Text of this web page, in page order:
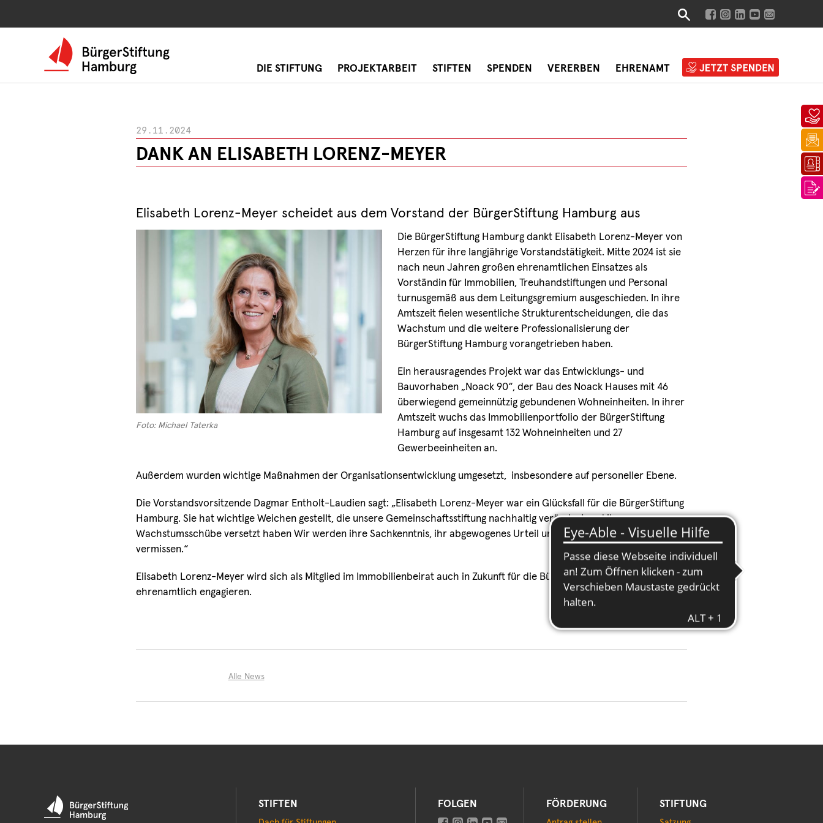
DIE STIFTUNG PROJEKTARBEIT STIFTEN SPENDEN VERERBEN EHRENAMT
29.11.2024
DANK AN ELISABETH LORENZ-MEYER
Elisabeth Lorenz-Meyer scheidet aus dem Vorstand der BürgerStiftung Hamburg aus
Foto: Michael Taterka
Die BürgerStiftung Hamburg dankt Elisabeth Lorenz-Meyer von
Herzen für ihre langjährige Vorstandstätigkeit. Mitte 2024 ist sie
nach neun Jahren großen ehrenamtlichen Einsatzes als
Vorständin für Immobilien, Treuhandstiftungen und Personal
turnusgemäß aus dem Leitungsgremium ausgeschieden. In ihre
Amtszeit fielen wesentliche Strukturentscheidungen, die das
Wachstum und die weitere Professionalisierung der
BürgerStiftung Hamburg vorangetrieben haben.
Ein herausragendes Projekt war das Entwicklungs- und
Bauvorhaben „Noack 90“, der Bau des Noack Hauses mit 46
überwiegend gemeinnützig gebundenen Wohneinheiten. In ihrer
Amtszeit wuchs das Immobilienportfolio der BürgerStiftung
Hamburg auf insgesamt 132 Wohneinheiten und 27
Gewerbeeinheiten an.
Außerdem wurden wichtige Maßnahmen der Organisationsentwicklung umgesetzt, insbesondere auf personeller Ebene.
Die Vorstandsvorsitzende Dagmar Entholt-Laudien sagt: „Elisabeth Lorenz-Meyer war ein Glücksfall für die BürgerStiftung
Hamburg. Sie hat wichtige Weichen gestellt, die unsere Gemeinschaftsstiftung nachhaltig verändert und ihr
Wachstumsschübe versetzt haben Wir werden ihre Sachkenntnis, ihr abgewogenes Urteil und ihre Warmherzigkeit sehr
vermissen.“
Elisabeth Lorenz-Meyer wird sich als Mitglied im Immobilienbeirat auch in Zukunft für die BürgerStiftung Hamburg
ehrenamtlich engagieren.
Alle News
STIFTEN FOLGEN FÖRDERUNG STIFTUNG